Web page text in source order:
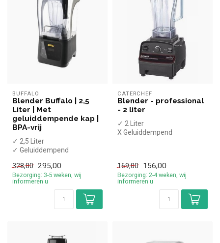
BUFFALO
Blender Buffalo | 2,5
Liter | Met
geluiddempende kap |
BPA-vrij
✓ 2,5 Liter
✓ Geluiddempend
✓ Digitale bediening
✓ Pulse ...
328,00 295,00
Bezorging: 3-5 weken, wij
informeren u
CATERCHEF
Blender - professional
- 2 liter
✓ 2 Liter
X Geluiddempend
169,00
156,00
Bezorging: 2-4 weken, wij
informeren u